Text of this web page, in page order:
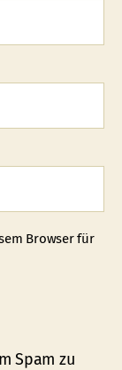
Browser für
Spam zu